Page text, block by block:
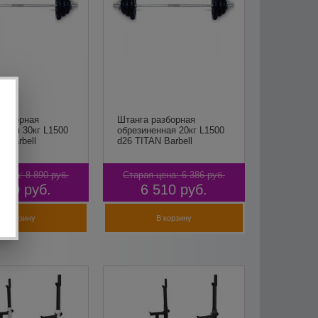
30кг L1500
Barbell
цена: 8 890 руб.
руб.
В корзину
Штанга разборная
обрезиненная 20кг L1500
d26 TITAN Barbell
Старая цена: 6 386 руб.
6 510 руб.
В корзину